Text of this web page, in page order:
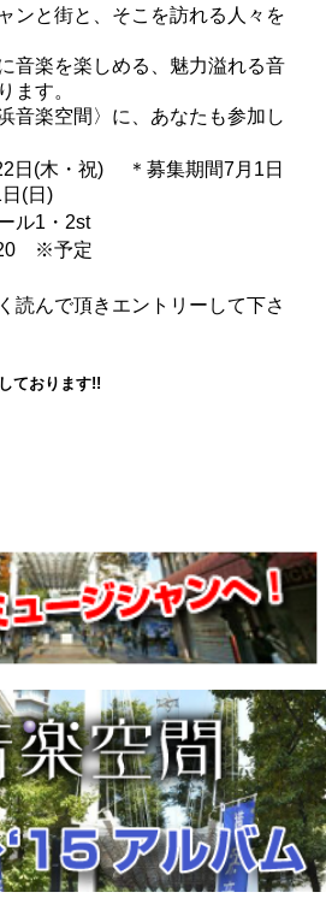
ンと街と、そこを訪れる人々を
音楽を楽しめる、魅力溢れる音
ます。
音楽空間〉に、あなたも参加し
日(木・祝) ＊募集期間7月1日
(日)
ル1・2st
※予定
読んで頂きエントリーして下さ
ております!!